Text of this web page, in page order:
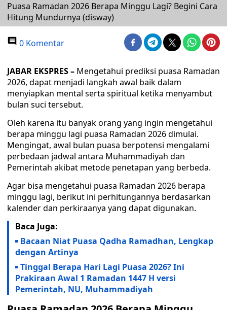
Puasa Ramadan 2026 Berapa Minggu Lagi? Begini Cara
Hitung Mundurnya (disway)
0 Komentar
JABAR EKSPRES – Mengetahui prediksi puasa Ramadan
2026, dapat menjadi langkah awal baik dalam
menyiapkan mental serta spiritual ketika menyambut
bulan suci tersebut.
Oleh karena itu banyak orang yang ingin mengetahui
berapa minggu lagi puasa Ramadan 2026 dimulai.
Mengingat, awal bulan puasa berpotensi mengalami
perbedaan jadwal antara Muhammadiyah dan
Pemerintah akibat metode penetapan yang berbeda.
Agar bisa mengetahui puasa Ramadan 2026 berapa
minggu lagi, berikut ini perhitungannya berdasarkan
kalender dan perkiraanya yang dapat digunakan.
Baca Juga:
Bacaan Niat Puasa Qadha Ramadhan, Lengkap
dengan Artinya
Tinggal Berapa Hari Lagi Puasa 2026? Ini
Prakiraan Awal 1 Ramadan 1447 H versi
Pemerintah, NU, Muhammadiyah